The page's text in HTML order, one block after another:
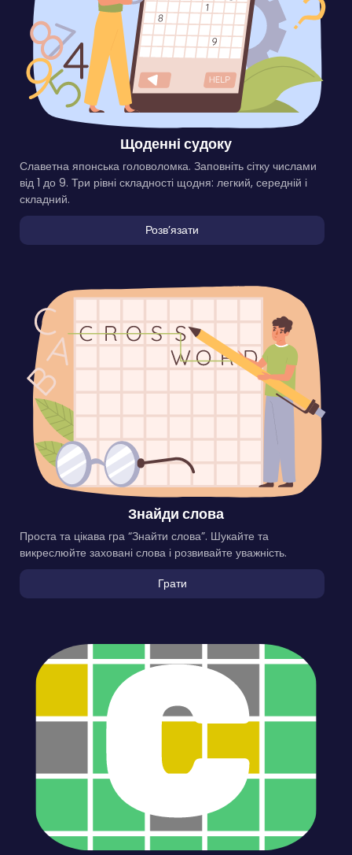
Щоденні судоку
Славетна японська головоломка. Заповніть сітку числами
від 1 до 9. Три рівні складності щодня: легкий, середній і
складний.
Розвʼязати
Знайди слова
Проста та цікава гра “Знайти слова”. Шукайте та
викреслюйте заховані слова і розвивайте уважність.
Грати